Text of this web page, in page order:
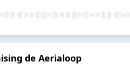
de Aerialoop